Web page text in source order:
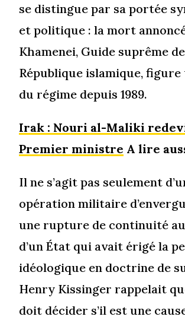
se distingue par sa portée
et politique : la mort
Khamenei, Guide suprême
République islamique,
du régime depuis 1989.
Irak : Nouri al-Maliki
Premier ministre A lire
Il ne s’agit pas seulement
opération militaire
une rupture de continuité
d’un État qui avait érigé la
idéologique en doctrine de
Henry Kissinger rappelait
doit décider s’il est une